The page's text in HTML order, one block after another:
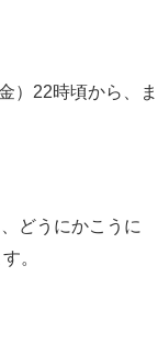
）22時頃から、ま
どうにかこうに
。